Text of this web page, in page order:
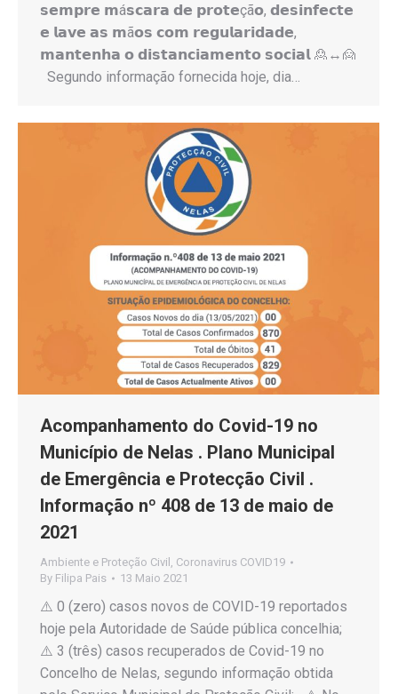
𝘀𝗲𝗺𝗽𝗿𝗲 𝗺á𝘀𝗰𝗮𝗿𝗮 𝗱𝗲 𝗽𝗿𝗼𝘁𝗲çã𝗼, 𝗱𝗲𝘀𝗶𝗻𝗳𝗲𝗰𝘁𝗲
𝗲 𝗹𝗮𝘃𝗲 𝗮𝘀 𝗺ã𝗼𝘀 𝗰𝗼𝗺 𝗿𝗲𝗴𝘂𝗹𝗮𝗿𝗶𝗱𝗮𝗱𝗲,
𝗺𝗮𝗻𝘁𝗲𝗻𝗵𝗮 𝗼 𝗱𝗶𝘀𝘁𝗮𝗻𝗰𝗶𝗮𝗺𝗲𝗻𝘁𝗼 𝘀𝗼𝗰𝗶𝗮𝗹 🙎↔️🙍
Segundo informação fornecida hoje, dia…
Acompanhamento do Covid-19 no
Município de Nelas . Plano Municipal
de Emergência e Protecção Civil .
Informação nº 408 de 13 de maio de
2021
Ambiente e Proteção Civil Coronavirus COVID19
By Filipa Pais 13 Maio 2021
⚠️ 0 (zero) casos novos de COVID-19 reportados
hoje pela Autoridade de Saúde pública concelhia;
⚠️ 3 (três) casos recuperados de Covid-19 no
Concelho de Nelas, segundo informação obtida